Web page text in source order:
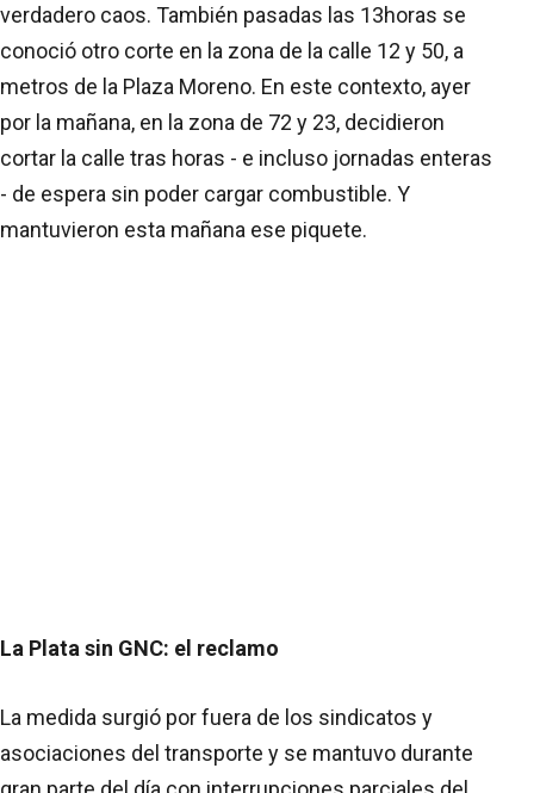
verdadero caos. También pasadas las 13horas se
conoció otro corte en la zona de la calle 12 y 50, a
metros de la Plaza Moreno. En este contexto, ayer
por la mañana, en la zona de 72 y 23, decidieron
cortar la calle tras horas - e incluso jornadas enteras
- de espera sin poder cargar combustible. Y
mantuvieron esta mañana ese piquete.
La Plata sin GNC: el reclamo
La medida surgió por fuera de los sindicatos y
asociaciones del transporte y se mantuvo durante